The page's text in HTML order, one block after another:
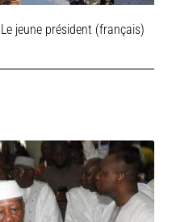
Le jeune président (français)